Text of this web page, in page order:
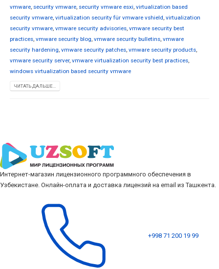
vmware security vmware security vmware esxi virtualization based
security vmware virtualization security für vmware vshield virtualization
security vmware vmware security advisories vmware security best
practices vmware security blog vmware security bulletins vmware
security hardening vmware security patches vmware security products
vmware security server, vmware virtualization security best practices
windows virtualization based security vmware
ЧИТАТЬ ДАЛЬШЕ...
Интернет-магазин лицензионного программного обеспечения в
Узбекистане. Онлайн-оплата и доставка лицензий на email из Ташкента.
+998 71 200 19 99